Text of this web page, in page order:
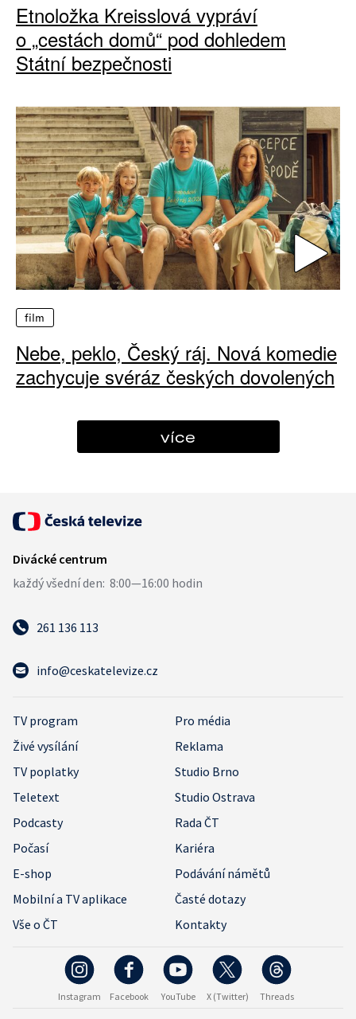
Etnoložka Kreisslová vypráví
o „cestách domů“ pod dohledem
Státní bezpečnosti
film
Nebe, peklo, Český ráj. Nová komedie
zachycuje svéráz českých dovolených
více
261 136 113
info@ceskatelevize.cz
TV program
Pro média
Živé vysílání
Reklama
TV poplatky
Studio Brno
Teletext
Studio Ostrava
Podcasty
Rada ČT
Počasí
Kariéra
E-shop
Podávání námětů
Mobilní a TV aplikace
Časté dotazy
Vše o ČT
Kontakty
Instagram Facebook YouTube X (Twitter) Threads